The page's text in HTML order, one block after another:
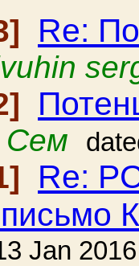
Re:
Сем
Re:
Jan 2016